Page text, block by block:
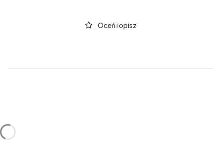
Oceń i opisz